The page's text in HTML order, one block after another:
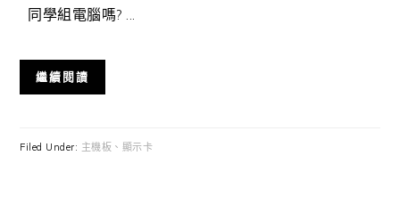
同學組電腦嗎? ...
繼續閱讀
Filed Under: 主機板、顯示卡